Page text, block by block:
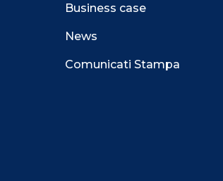
Business case
News
Comunicati Stampa